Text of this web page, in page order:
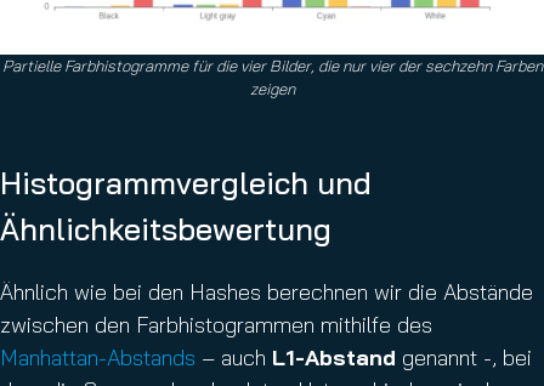
Partielle Farbhistogramme für die vier Bilder, die nur vier der sechzehn Farben
zeigen
Histogrammvergleich und
Ähnlichkeitsbewertung
Ähnlich wie bei den Hashes berechnen wir die Abstände
zwischen den Farbhistogrammen mithilfe des
Manhattan-Abstands – auch L1-Abstand genannt -, bei